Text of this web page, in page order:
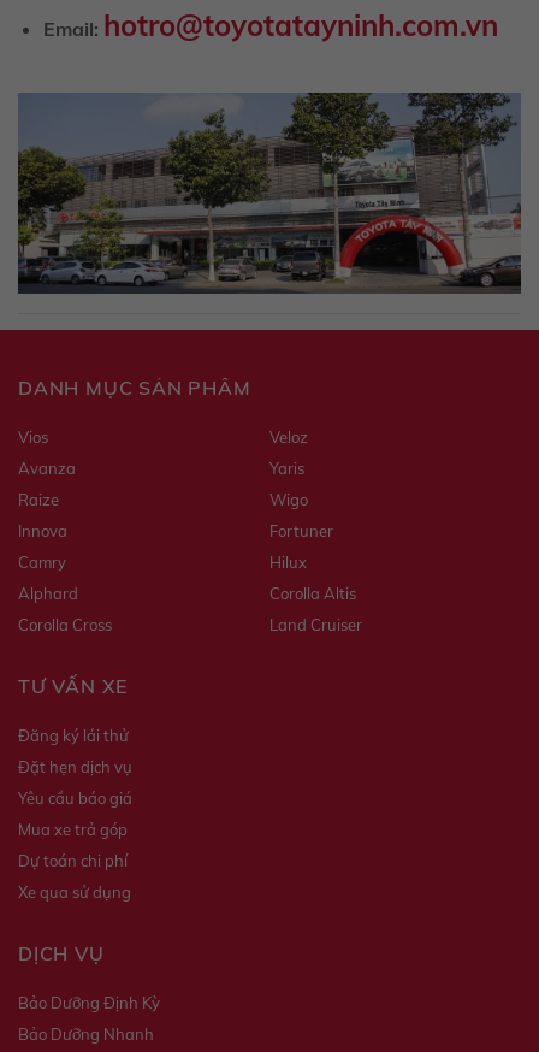
Email: hotro@toyotatayninh.com.vn
DANH MỤC SẢN PHẨM
Vios
Veloz
Avanza
Yaris
Raize
Wigo
Innova
Fortuner
Camry
Hilux
Alphard
Corolla Altis
Corolla Cross
Land Cruiser
TƯ VẤN XE
Đăng ký lái thử
Đặt hẹn dịch vụ
Yêu cầu báo giá
Mua xe trả góp
Dự toán chi phí
Xe qua sử dụng
DỊCH VỤ
Bảo Dưỡng Định Kỳ
Bảo Dưỡng Nhanh